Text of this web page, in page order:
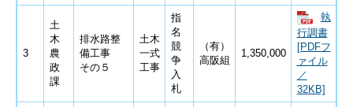
3
土
木
農
政
課
排水路整
備工事
その５
土木
一式
工事
指
名
競
争
入
札
（有）
高阪組
1,350,000
執
行調書
[PDFフ
ァイル
／
32KB]